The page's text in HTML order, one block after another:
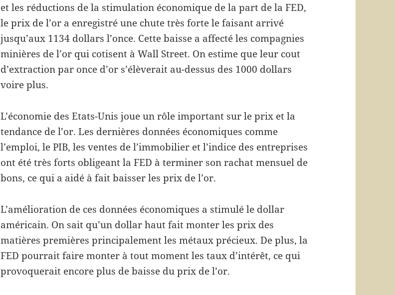
et les réductions de la stimulation économique de la part de la FED,
le prix de l’or a enregistré une chute très forte le faisant arrivé
jusqu’aux 1134 dollars l’once. Cette baisse a affecté les compagnies
minières de l’or qui cotisent à Wall Street. On estime que leur cout
d’extraction par once d’or s’élèverait au-dessus des 1000 dollars
voire plus.
L’économie des Etats-Unis joue un rôle important sur le prix et la
tendance de l’or. Les dernières données économiques comme
l’emploi, le PIB, les ventes de l’immobilier et l’indice des entreprises
ont été très forts obligeant la FED à terminer son rachat mensuel de
bons, ce qui a aidé à fait baisser les prix de l’or.
L’amélioration de ces données économiques a stimulé le dollar
américain. On sait qu’un dollar haut fait monter les prix des
matières premières principalement les métaux précieux. De plus, la
FED pourrait faire monter à tout moment les taux d’intérêt, ce qui
provoquerait encore plus de baisse du prix de l’or.